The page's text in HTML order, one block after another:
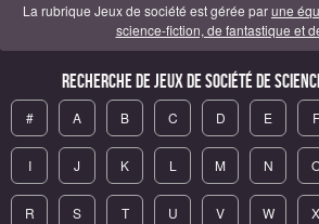
La rubrique Jeux de société est gérée parune
science-fiction, de fantastique et
Recherche de Jeux de société de
# A B C D E F
I J K L M N
R S T U V W X